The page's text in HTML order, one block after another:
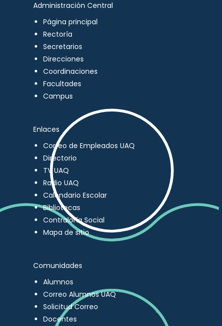
Administración Central
Página principal
Rectoría
Secretarios
Direcciones
Coordinaciones
Facultades
Campus
Enlaces
Correo de Empleados UAQ
Directorio
TV UAQ
Radio UAQ
Calendario Escolar
Bibliotecas
Contraloría Social
Mapa de sitio
Comunidades
Alumnos
Correo Alumnos UAQ
Solicitud Correo
Docentes